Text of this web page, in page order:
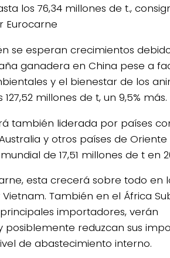
los 76,34 millones de t.,
Eurocarne
se esperan crecimientos
ganadera en China pese a
y el bienestar de los
millones de t, un 9,5% más.
también liderada por países
y otros países de Oriente
de 17,51 millones de t en
esta crecerá sobre todo en
También en el África
importadores, verán
reduzcan sus
de abastecimiento interno.